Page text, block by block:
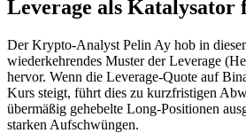
Leverage als Katalysator
Der Krypto-Analyst Pelin Ay hob in
wiederkehrendes Muster der Leverage
hervor. Wenn die Leverage-Quote auf
Kurs steigt, führt dies zu kurzfristigen
übermäßig gehebelte Long-Positionen
starken Aufschwüngen.